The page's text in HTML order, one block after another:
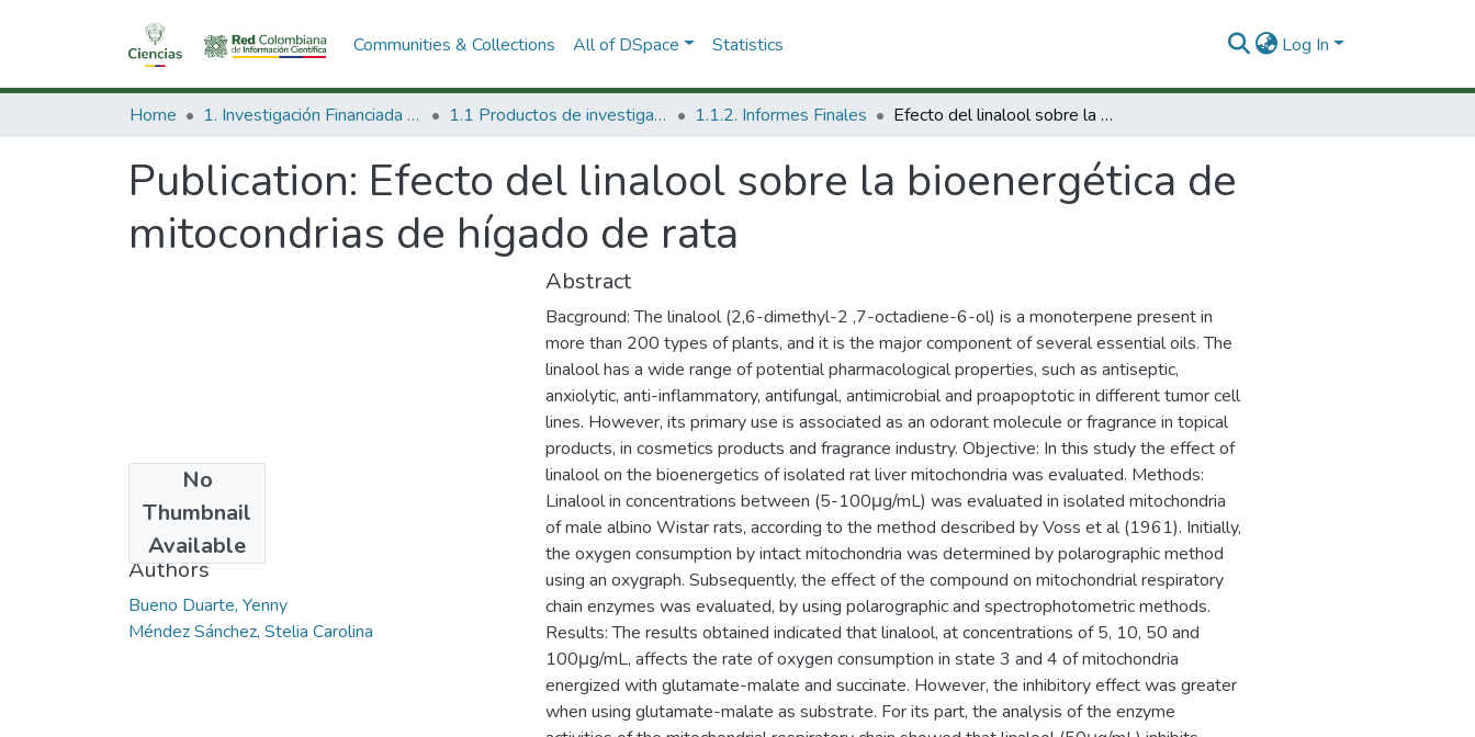
Communities & Collections All of DSpace Statistics Log In
Home 1. Investigación Financiada con Recursos Públicos 1.1 Productos de investigación 1.1.2. Informes Finales Efecto del linalool sobre la bioenergética de mitocondrias de hígado de rata
Publication: Efecto del linalool sobre la bioenergética de
mitocondrias de hígado de rata
No
Thumbnail
Available
2015-05
Authors
Bueno Duarte, Yenny
Méndez Sánchez, Stelia Carolina
Abstract
Bacground: The linalool (2,6-dimethyl-2 ,7-octadiene-6-ol) is a monoterpene present in
more than 200 types of plants, and it is the major component of several essential oils. The
linalool has a wide range of potential pharmacological properties, such as antiseptic,
anxiolytic, anti-inflammatory, antifungal, antimicrobial and proapoptotic in different tumor cell
lines. However, its primary use is associated as an odorant molecule or fragrance in topical
products, in cosmetics products and fragrance industry. Objective: In this study the effect of
linalool on the bioenergetics of isolated rat liver mitochondria was evaluated. Methods:
Linalool in concentrations between (5-100μg/mL) was evaluated in isolated mitochondria
of male albino Wistar rats, according to the method described by Voss et al (1961). Initially,
the oxygen consumption by intact mitochondria was determined by polarographic method
using an oxygraph. Subsequently, the effect of the compound on mitochondrial respiratory
chain enzymes was evaluated, by using polarographic and spectrophotometric methods.
Results: The results obtained indicated that linalool, at concentrations of 5, 10, 50 and
100μg/mL, affects the rate of oxygen consumption in state 3 and 4 of mitochondria
energized with glutamate-malate and succinate. However, the inhibitory effect was greater
when using glutamate-malate as substrate. For its part, the analysis of the enzyme